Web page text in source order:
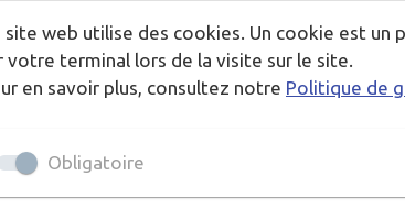
n°11
site web utilise des cookies. Un cookie est un
votre terminal lors de la visite sur le site.
en savoir plus, consultez notre Politique de
Obligatoire